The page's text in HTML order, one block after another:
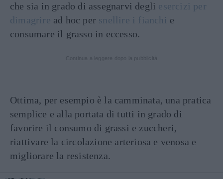
che sia in grado di assegnarvi degli esercizi per
dimagrire ad hoc per snellire i fianchi e
consumare il grasso in eccesso.
Ottima, per esempio è la camminata, una pratica
semplice e alla portata di tutti in grado di
favorire il consumo di grassi e zuccheri,
riattivare la circolazione arteriosa e venosa e
migliorare la resistenza.